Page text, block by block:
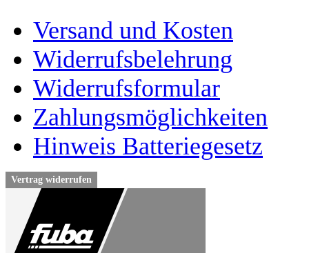
Versand und Kosten
Widerrufsbelehrung
Widerrufsformular
Zahlungsmöglichkeiten
Hinweis Batteriegesetz
Vertrag widerrufen